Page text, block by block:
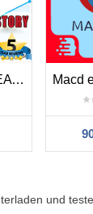
AU 79 Gold EA MT4
und